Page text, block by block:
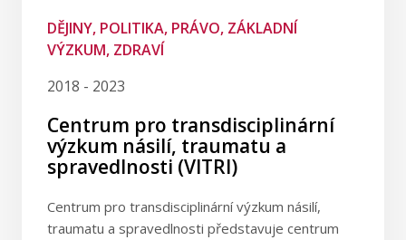
DĚJINY, POLITIKA, PRÁVO, ZÁKLADNÍ
VÝZKUM, ZDRAVÍ
2018 - 2023
Centrum pro transdisciplinární
výzkum násilí, traumatu a
spravedlnosti (VITRI)
Centrum pro transdisciplinární výzkum násilí,
traumatu a spravedlnosti představuje centrum